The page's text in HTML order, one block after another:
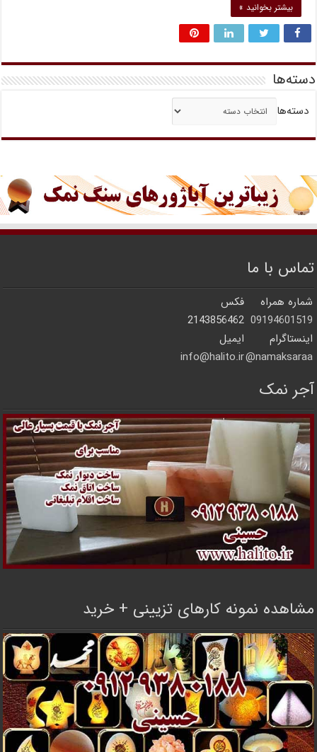
بیشتر بخوانید »
دسته‌ها
دسته‌ها
تماس با ما
شماره همراه
فکس
09194601519
2143856462
اینستاگرام
ایمیل
namaksaraa@
info@halito.ir
آجر نمک
مشاهده نمونه کارهای تزیینی + خرید